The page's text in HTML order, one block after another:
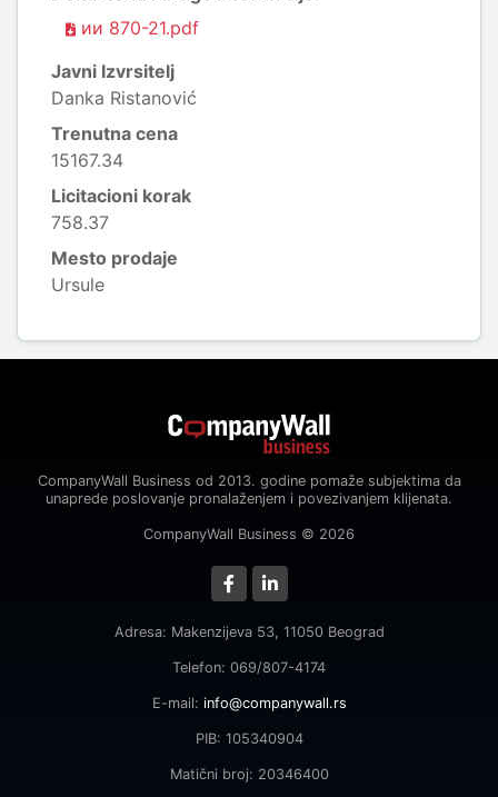
ии 870-21.pdf
Javni Izvrsitelj
Danka Ristanović
Trenutna cena
15167.34
Licitacioni korak
758.37
Mesto prodaje
Ursule
CompanyWall Business od 2013. godine pomaže subjektima da
unaprede poslovanje pronalaženjem i povezivanjem klijenata.
CompanyWall Business © 2026
Adresa: Makenzijeva 53, 11050 Beograd
Telefon: 069/807-4174
E-mail: info@companywall.rs
PIB: 105340904
Matični broj: 20346400